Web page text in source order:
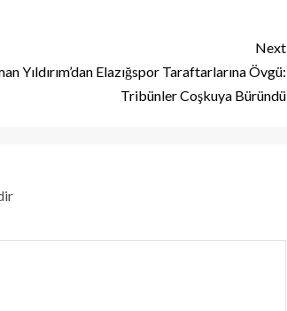
Next
Yıldırım’dan Elazığspor Taraftarlarına Övgü:
Tribünler Coşkuya Büründü